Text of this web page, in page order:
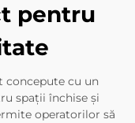
pentru
concepute cu un
spații închise și
operatorilor să